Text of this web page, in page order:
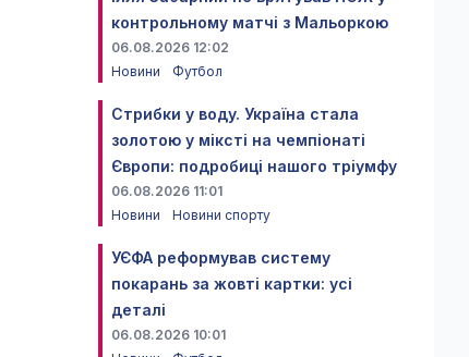
контрольному матчі з Мальоркою
06.08.2026 12:02
Новини
Футбол
Стрибки у воду. Україна стала
золотою у міксті на чемпіонаті
Європи: подробиці нашого тріумфу
06.08.2026 11:01
Новини
Новини спорту
УЄФА реформував систему
покарань за жовті картки: усі
деталі
06.08.2026 10:01